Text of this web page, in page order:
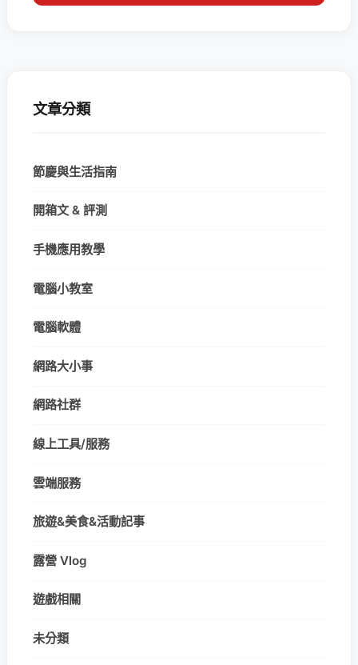
文章分類
節慶與生活指南
開箱文 & 評測
手機應用教學
電腦小教室
電腦軟體
網路大小事
網路社群
線上工具/服務
雲端服務
旅遊&美食&活動記事
露營 Vlog
遊戲相關
未分類